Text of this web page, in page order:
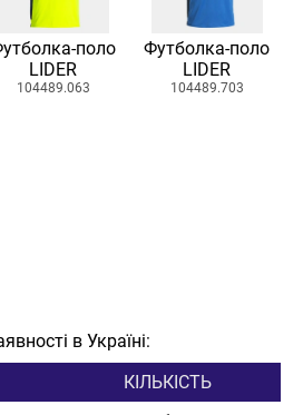
поло
LIDER
104489.063
Футболка-поло
LIDER
104489.703
в Україні:
КІЛЬКІСТЬ